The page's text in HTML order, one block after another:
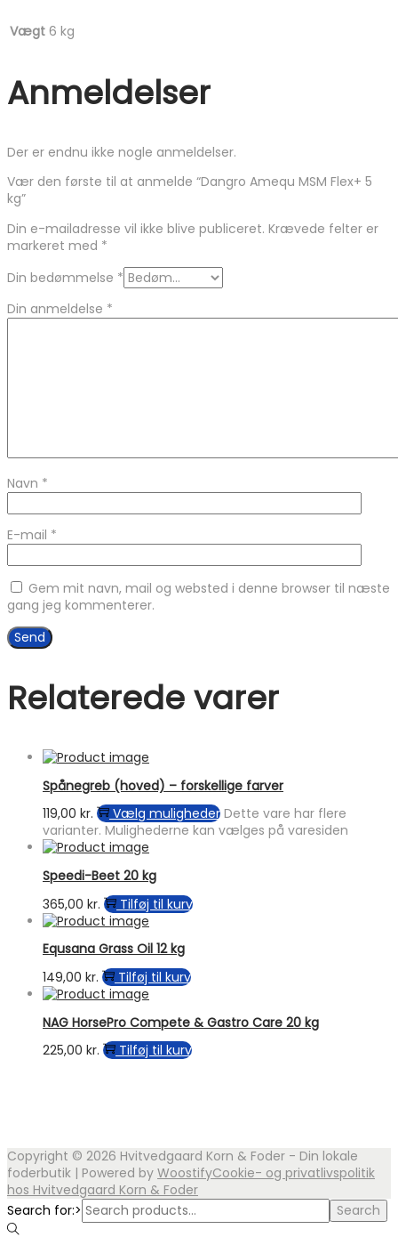
Vægt 6 kg
Anmeldelser
Der er endnu ikke nogle anmeldelser.
Vær den første til at anmelde “Dangro Amequ MSM Flex+ 5
kg”
Din e-mailadresse vil ikke blive publiceret. Krævede felter er
markeret med *
Din bedømmelse *
Din anmeldelse *
Navn *
E-mail *
Gem mit navn, mail og websted i denne browser til næste
gang jeg kommenterer.
Relaterede varer
Spånegreb (hoved) – forskellige farver
119,00 kr. Vælg muligheder Dette vare har flere
varianter. Mulighederne kan vælges på varesiden
Speedi-Beet 20 kg
365,00 kr. Tilføj til kurv
Equsana Grass Oil 12 kg
149,00 kr. Tilføj til kurv
NAG HorsePro Compete & Gastro Care 20 kg
225,00 kr. Tilføj til kurv
Copyright © 2026 Hvitvedgaard Korn & Foder - Din lokale
foderbutik | Powered by WoostifyCookie- og privatlivspolitik
hos Hvitvedgaard Korn & Foder
Search for:>
Search